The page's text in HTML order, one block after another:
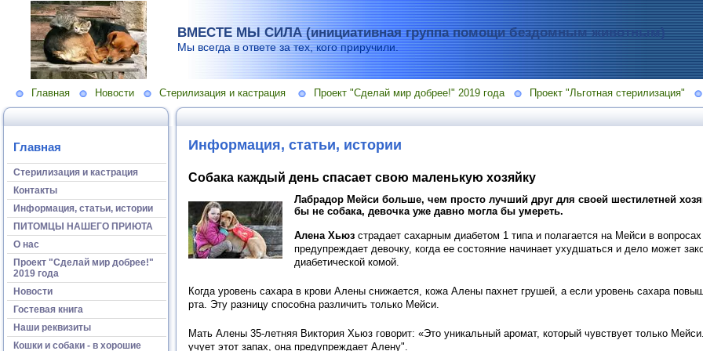
ВМЕСТЕ МЫ СИЛА (инициативная группа помощи бездомным животным)
Мы всегда в ответе за тех, кого приручили.
Главная Новости Стерилизация и кастрация Проект "Сделай мир добрее!" 2019 года Проект "Льготная стерилизация"
Главная
Стерилизация и кастрация
Контакты
Информация, статьи, истории
ПИТОМЦЫ НАШЕГО ПРИЮТА
О нас
Проект "Сделай мир добрее!"
2019 года
Новости
Гостевая книга
Наши реквизиты
Кошки и собаки - в хорошие
Информация, статьи, истории
Собака каждый день спасает свою маленькую хозяйку
Лабрадор Мейси больше, чем просто лучший друг для своей шестилетней
бы не собака, девочка уже давно могла бы умереть.
Алена Хьюз страдает сахарным диабетом 1 типа и полагается на Мейси в
предупреждает девочку, когда ее состояние начинает ухудшаться и дело может
диабетической комой.
Когда уровень сахара в крови Алены снижается, кожа Алены пахнет грушей, а если уровень сахара
рта. Эту разницу способна различить только Мейси.
Мать Алены 35-летняя Виктория Хьюз говорит: «Это уникальный аромат, который чувствует только
учует этот запах, она предупреждает Алену".